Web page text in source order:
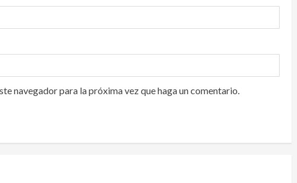
navegador para la próxima vez que haga un comentario.